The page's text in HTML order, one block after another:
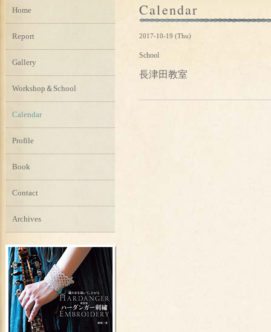
Calendar
2017-10-19 (Thu)
School
長津田教室
Home
Report
Gallery
Workshop＆School
Calendar
Profile
Book
Contact
Archives